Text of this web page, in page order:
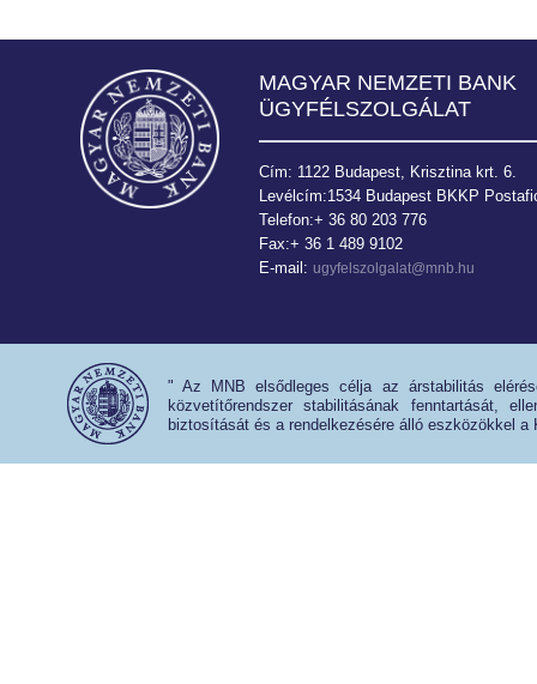
MAGYAR NEMZETI BANK
ÜGYFÉLSZOLGÁLAT
Cím: 1122 Budapest, Krisztina krt. 6.
Levélcím:1534 Budapest BKKP
Telefon:+ 36 80 203 776
Fax:+ 36 1 489 9102
E-mail: ugyfelszolgalat@mnb.hu
" Az MNB elsődleges célja az árstabilitás
közvetítőrendszer stabilitásának fenntartását,
biztosítását és a rendelkezésére álló eszközökkel a